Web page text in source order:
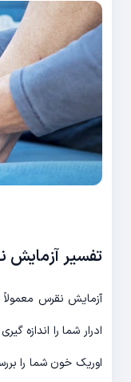
تفسیر آزمایش
آزمایش نقرس
ادرار شما را اندازه
اوریک خون شما را